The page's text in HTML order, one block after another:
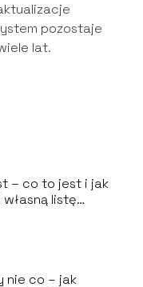
pozostaje
lat.
– co to jest i jak
listę
nie co – jak